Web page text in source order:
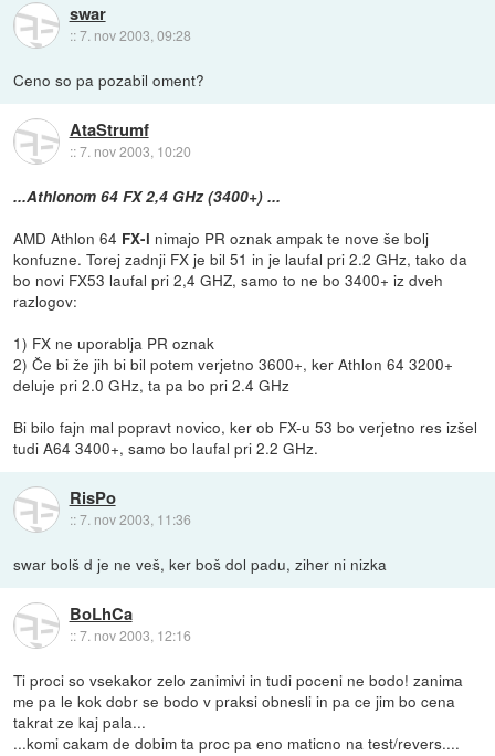
swar
::7. nov 2003, 09:28
Ceno so pa pozabil oment?
AtaStrumf
::7. nov 2003, 10:20
...Athlonom 64 FX 2,4 GHz (3400+) ...
AMD Athlon 64 FX-i nimajo PR oznak ampak te nove še bolj
konfuzne. Torej zadnji FX je bil 51 in je laufal pri 2.2 GHz, tako da
bo novi FX53 laufal pri 2,4 GHZ, samo to ne bo 3400+ iz dveh
razlogov:
1) FX ne uporablja PR oznak
2) Če bi že jih bi bil potem verjetno 3600+, ker Athlon 64 3200+
deluje pri 2.0 GHz, ta pa bo pri 2.4 GHz
Bi bilo fajn mal popravt novico, ker ob FX-u 53 bo verjetno res izšel
tudi A64 3400+, samo bo laufal pri 2.2 GHz.
RisPo
::7. nov 2003, 11:36
swar bolš d je ne veš, ker boš dol padu, ziher ni nizka
BoLhCa
::7. nov 2003, 12:16
Ti proci so vsekakor zelo zanimivi in tudi poceni ne bodo! zanima
me pa le kok dobr se bodo v praksi obnesli in pa ce jim bo cena
takrat ze kaj pala...
...komi cakam de dobim ta proc pa eno maticno na test/revers....